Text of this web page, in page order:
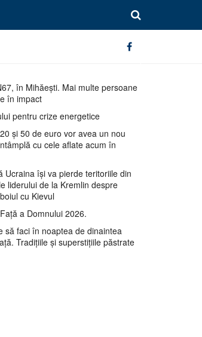
în Mihăești. Mai multe persoane
în impact
pentru crize energetice
și 50 de euro vor avea un nou
cu cele aflate acum în
Ucraina își va pierde teritoriile din
liderului de la Kremlin despre
cu Kievul
a Domnului 2026.
să faci în noaptea de dinaintea
Tradițiile și superstițiile păstrate